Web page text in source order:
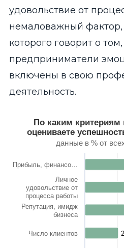
удовольствие от
немаловажный фактор,
которого говорит о
предприниматели
включены в свою
деятельность.
Bar chart with 11 bars.
данные в % от всех
View as data table, По каким
The chart has 1 X axis
The chart has 1 Y axis
По каким критериям
оцениваете
данные в % от
Прибыль, финансо…
Личное
удовольствие от
процесса работы
Репутация, имидж
бизнеса
Число клиентов